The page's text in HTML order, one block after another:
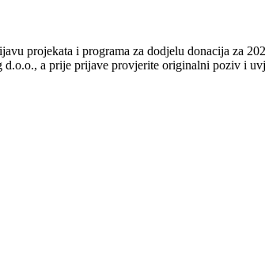
projekata i programa za dodjelu donacija za
a prije prijave provjerite originalni poziv i